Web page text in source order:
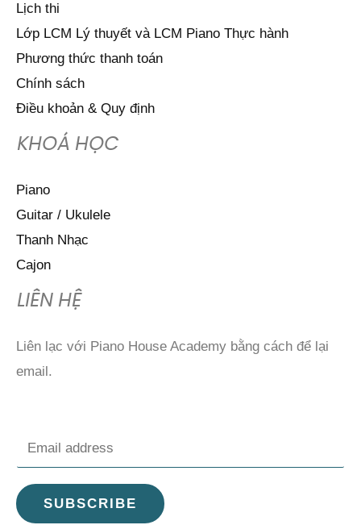
Lịch thi
Lớp LCM Lý thuyết và LCM Piano Thực hành
Phương thức thanh toán
Chính sách
Điều khoản & Quy định
KHOÁ HỌC
Piano
Guitar / Ukulele
Thanh Nhạc
Cajon
LIÊN HỆ
Liên lạc với Piano House Academy bằng cách để lại
email.
m
a
i
SUBSCRIBE